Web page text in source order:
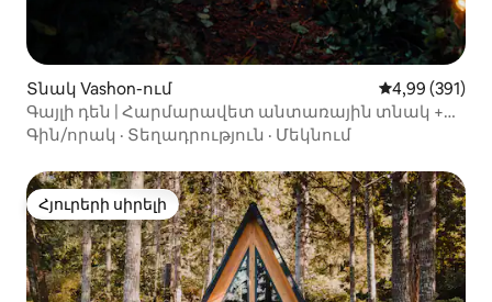
Տնակ Vashon-ում Միջին
4,99 (391)
Գայլի դեն | Հարմարավետ անտառային տնակ +
փայտով աշխատող ջակուզի
Գին/որակ · Տեղադրություն · Մեկնում
Հյուրերի սիրելի
Հյուրերի սիրելի